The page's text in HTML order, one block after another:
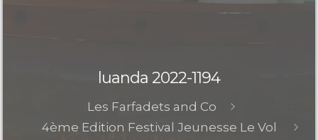
luanda 2022-1194
Les Farfadets and Co
4ème Edition Festival Jeunesse Le Vol